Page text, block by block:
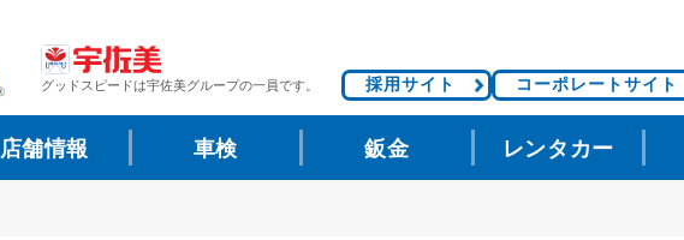
グッドスピードは宇佐美グループの一員です。 採用サイト コーポレートサイト
店舗情報 車検 鈑金 レンタカー